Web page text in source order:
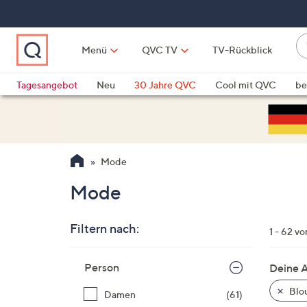
springen
Menü QVC TV TV-Rückblick
Tagesangebot
Neu 30 Jahre QVC Cool mit QVC
Mode
Mode
Filtern nach:
Produktliste
Person
Damen
(61)
1 - 62
Deine